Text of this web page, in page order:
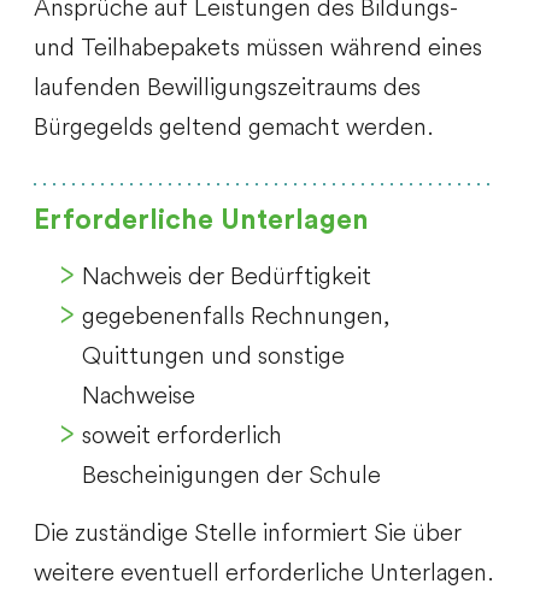
Ansprüche auf Leistungen des Bildungs-
und Teilhabepakets müssen während eines
laufenden Bewilligungszeitraums des
Bürgegelds geltend gemacht werden.
Erforderliche Unterlagen
Nachweis der Bedürftigkeit
gegebenenfalls Rechnungen,
Quittungen und sonstige
Nachweise
soweit erforderlich
Bescheinigungen der Schule
Die zuständige Stelle informiert Sie über
weitere eventuell erforderliche Unterlagen.